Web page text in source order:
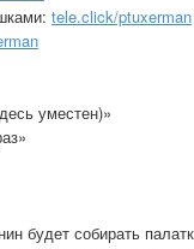
tele.click/ptuxerman
уместен)»
будет собирать